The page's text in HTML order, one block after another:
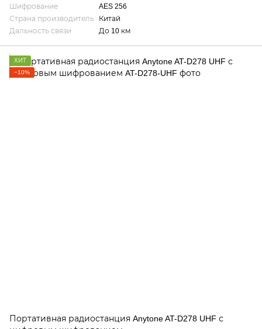
Шифрование
AES 256
Страна производитель
Китай
Дальность связи
До 10 км
ХИТ
−10%
Портативная радиостанция Anytone AT-D278 UHF с